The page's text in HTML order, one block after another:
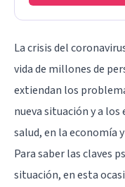
La crisis del
vida de millones de
extiendan los
nueva situación y a
salud, en la economía
Para saber las claves
situación, en esta